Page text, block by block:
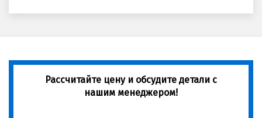
Рассчитайте цену и обсудите детали с
нашим менеджером!